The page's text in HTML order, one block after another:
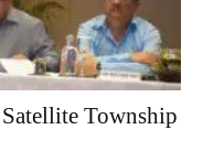
Township